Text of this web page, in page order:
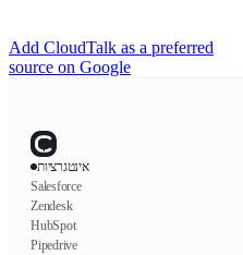
Add CloudTalk as a preferred
source on Google
אינטגרציות
Salesforce
Zendesk
HubSpot
Pipedrive